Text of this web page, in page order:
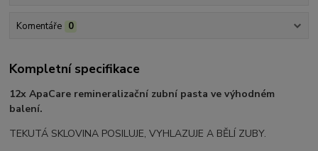
Komentáře 0
Kompletní specifikace
12x ApaCare remineralizační zubní pasta ve výhodném
balení.
TEKUTÁ SKLOVINA POSILUJE, VYHLAZUJE A BĚLÍ ZUBY.